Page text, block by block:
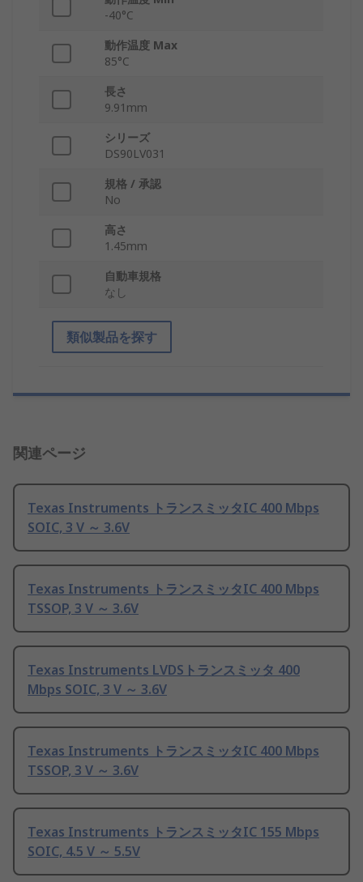
-40°C
動作温度 Max
85°C
長さ
9.91mm
シリーズ
DS90LV031
規格 / 承認
No
高さ
1.45mm
自動車規格
なし
類似製品を探す
関連ページ
Texas Instruments トランスミッタIC 400 Mbps
SOIC, 3 V ～ 3.6V
Texas Instruments トランスミッタIC 400 Mbps
TSSOP, 3 V ～ 3.6V
Texas Instruments LVDSトランスミッタ 400
Mbps SOIC, 3 V ～ 3.6V
Texas Instruments トランスミッタIC 400 Mbps
TSSOP, 3 V ～ 3.6V
Texas Instruments トランスミッタIC 155 Mbps
SOIC, 4.5 V ～ 5.5V